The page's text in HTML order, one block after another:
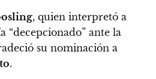
, quien interpretó a
“decepcionado” ante la
su nominación a
.